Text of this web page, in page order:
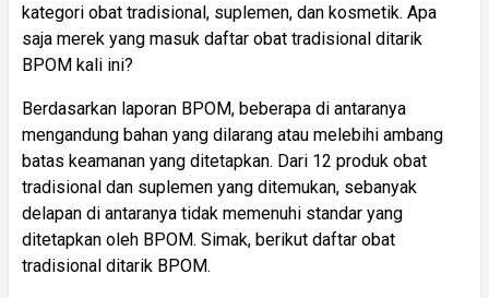
kategori obat tradisional, suplemen, dan kosmetik. Apa
saja merek yang masuk daftar obat tradisional ditarik
BPOM kali ini?
Berdasarkan laporan BPOM, beberapa di antaranya
mengandung bahan yang dilarang atau melebihi ambang
batas keamanan yang ditetapkan. Dari 12 produk obat
tradisional dan suplemen yang ditemukan, sebanyak
delapan di antaranya tidak memenuhi standar yang
ditetapkan oleh BPOM. Simak, berikut daftar obat
tradisional ditarik BPOM.